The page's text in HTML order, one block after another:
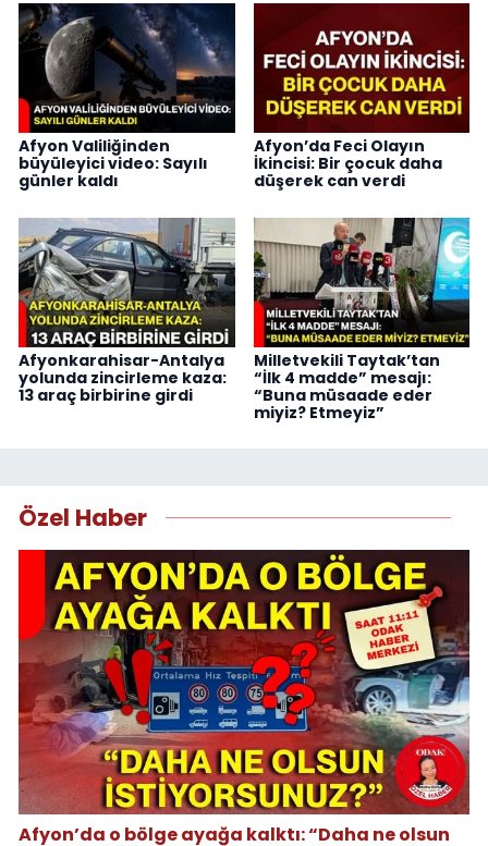
Afyon Valiliğinden
büyüleyici video: Sayılı
günler kaldı
Afyon’da Feci Olayın
İkincisi: Bir çocuk daha
düşerek can verdi
Afyonkarahisar-Antalya
yolunda zincirleme kaza:
13 araç birbirine girdi
Milletvekili Taytak’tan
“İlk 4 madde” mesajı:
“Buna müsaade eder
miyiz? Etmeyiz”
Özel Haber
Afyon’da o bölge ayağa kalktı: “Daha ne olsun